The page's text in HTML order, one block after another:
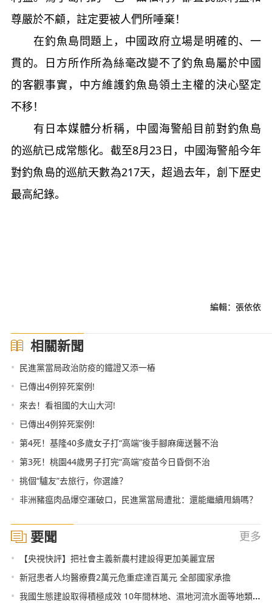
尊嚴於不顧，註定要被人們所唾棄！
在釣魚島問題上，中國政府立場是明確的、一
貫的。日方所作所為絲毫改變不了釣魚島屬於中國
的客觀事實，中方維護釣魚島領土主權的決心堅定
不移！
有日本媒體分析稱，中國海警船目前對釣魚島
的巡航已成常態化。截至8月23日，中國海警船今年
對釣魚島的巡航天數為217天，超過去年，創下歷史
最高紀錄。
編輯：張依依
相關新聞
• 民進黨當局政治防疫的鐵證又添一樁
• 已傳出4例猝死案例!
• 來去！看祖國的大山大河!
• 已傳出4例猝死案例!
• 第4死！基隆40多歲女子打“高端”後手腳麻痺送醫不治
• 第3死！桃園44歲男子打完“高端”疫苗今日昏倒不治
• 挑個“驢友”去旅行，你選誰？
• 非洲豬瘟肉品爆空運破口，民進黨當局遭批：還能繼續甩鍋嗎？
要聞 更多
• 【央視快評】把社會主義新農村建設得更加美麗宜居
• 新冠患者人均醫療費2萬元危重症達百萬元 全部國家承擔
• 我國生態建設取得積極成效 10年間林地、濕地河流水面等地類合計增加2.6億畝